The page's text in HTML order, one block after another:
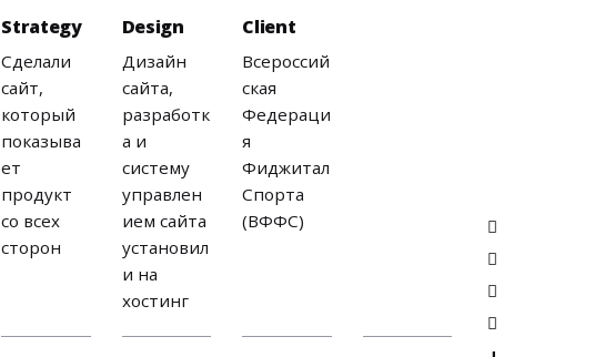
Strategy
Сделали
сайт,
который
показыва
ет
продукт
со всех
сторон
Design
Дизайн
сайта,
разработк
а и
систему
управлен
ием сайта
установил
и на
хостинг
Client
Всероссий
ская
Федераци
я
Фиджитал
Спорта
(ВФФС)